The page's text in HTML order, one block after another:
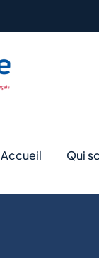
Accueil Qui